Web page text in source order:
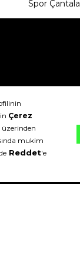
Spor